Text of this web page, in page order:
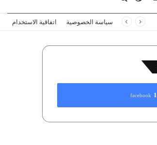
عنالمظلم
سياسة الخصوصية اتفاقية الاستخدام
facebook